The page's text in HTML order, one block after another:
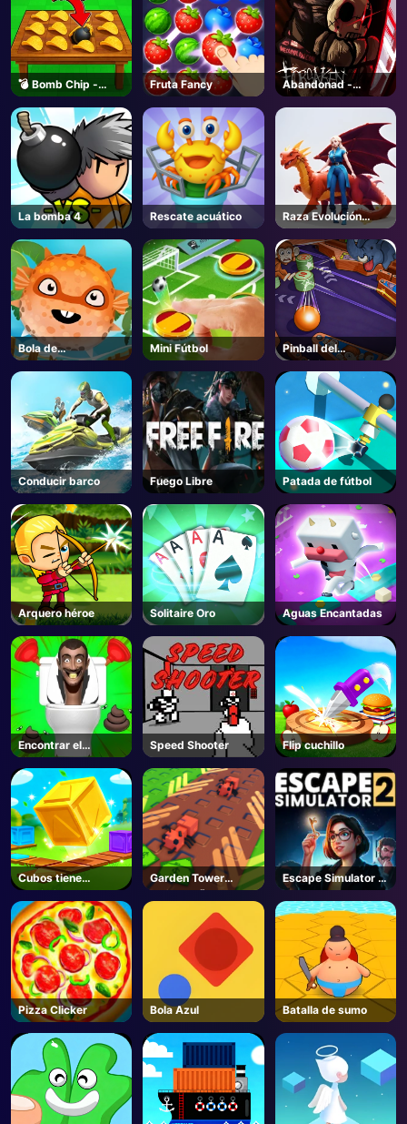
AD
💣 Bomb Chip -
Roblox
Fruta Fancy
Abandonad -
Roblox
La bomba 4 Rescate acuático
Raza Evolución
Animal
Bola de
amortiguador
Mini Fútbol
Pinball del
zoológico
Conducir barco Fuego Libre Patada de fútbol
Arquero héroe Solitaire Oro Aguas Encantadas
Encontrar el
siguiente
Speed Shooter Flip cuchillo
Cubos tiene
movimientos
Garden Tower
Defense 🌻 - Roblox
Escape Simulator 2
- Steam
Pizza Clicker Bola Azul Batalla de sumo